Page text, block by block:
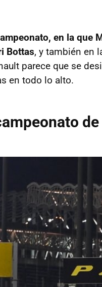
en la que
Bottas, y también en
parece que se
en todo lo alto.